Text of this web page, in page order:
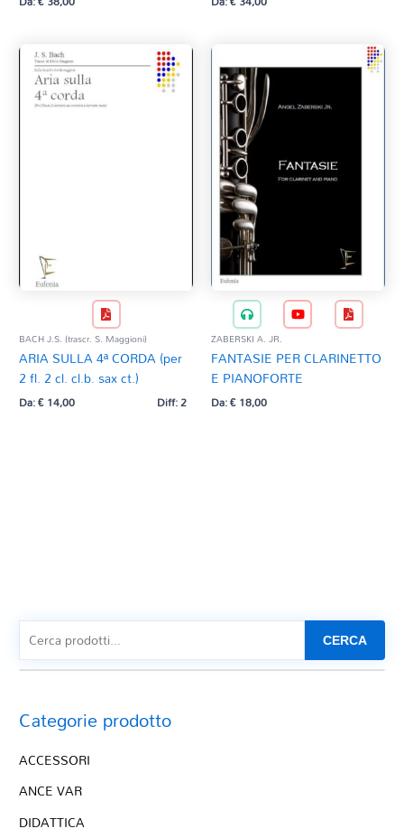
BACH J.S. (trascr. S. Maggioni)
ARIA SULLA 4ª CORDA (per
2 fl. 2 cl. cl.b. sax ct.)
Da:€14,00 Diff: 2
ZABERSKI A. JR.
FANTASIE PER CLARINETTO
E PIANOFORTE
Da:€18,00
CERCA
Categorie prodotto
ACCESSORI
ANCE VAR
DIDATTICA